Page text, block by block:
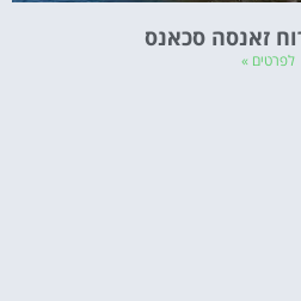
זאנסה סכאנס
לפרטים »